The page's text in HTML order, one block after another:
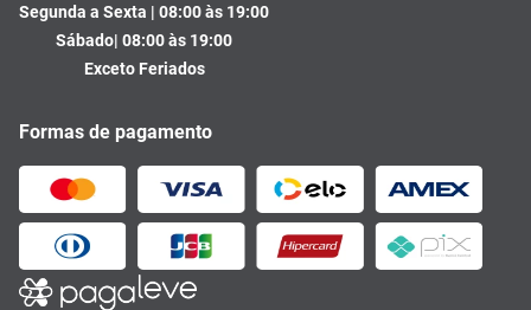
Segunda a Sexta | 08:00 às 19:00
Sábado| 08:00 às 19:00
Exceto Feriados
Formas de pagamento